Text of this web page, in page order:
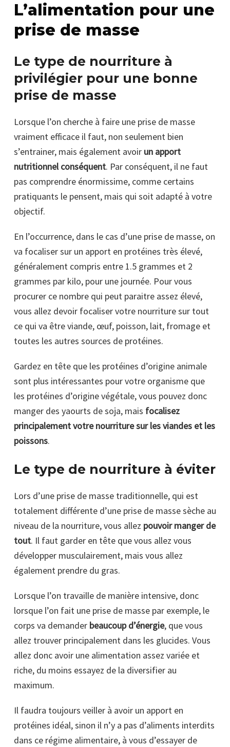
L’alimentation pour une
prise de masse
Le type de nourriture à
privilégier pour une bonne
prise de masse
Lorsque l’on cherche à faire une prise de masse
vraiment efficace il faut, non seulement bien
s’entrainer, mais également avoir un apport
nutritionnelconséquent. Par conséquent, il ne faut
pas comprendre énormissime, comme certains
pratiquants le pensent, mais qui soit adapté à votre
objectif.
En l’occurrence, dans le cas d’une prise de masse, on
va focaliser sur un apport en protéines très élevé,
généralement compris entre 1.5 grammes et 2
grammes par kilo, pour une journée. Pour vous
procurer ce nombre qui peut paraitre assez élevé,
vous allez devoir focaliser votre nourriture sur tout
ce qui va être viande, œuf, poisson, lait, fromage et
toutes les autres sources de protéines.
Gardez en tête que les protéines d’origine animale
sont plus intéressantes pour votre organisme que
les protéines d’origine végétale, vous pouvez donc
manger des yaourts de soja, mais focalisez
principalement votre nourriture sur les viandes et les
poissons.
Le type de nourriture à éviter
Lors d’une prise de masse traditionnelle, qui est
totalement différente d’une prise de masse sèche au
niveau de la nourriture, vous allez pouvoir manger de
tout. Il faut garder en tête que vous allez vous
développer musculairement, mais vous allez
également prendre du gras.
Lorsque l’on travaille de manière intensive, donc
lorsque l’on fait une prise de masse par exemple, le
corps va demander beaucoup d’énergie, que vous
allez trouver principalement dans les glucides. Vous
allez donc avoir une alimentation assez variée et
riche, du moins essayez de la diversifier au
maximum.
Il faudra toujours veiller à avoir un apport en
protéines idéal, sinon il n’y a pas d’aliments interdits
dans ce régime alimentaire, à vous d’essayer de